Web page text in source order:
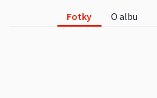
Fotky O albu